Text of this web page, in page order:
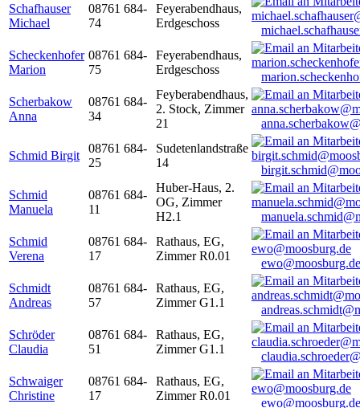
Schafhauser
Michael
08761 684-
74
Feyerabendhaus,
Erdgeschoss
Scheckenhofer
Marion
08761 684-
75
Feyerabendhaus,
Erdgeschoss
Scherbakow
Anna
08761 684-
34
Feyberabendhaus,
2. Stock, Zimmer
21
Schmid Birgit
08761 684-
25
Sudetenlandstraße
14
Schmid
Manuela
08761 684-
11
Huber-Haus, 2.
OG, Zimmer
H2.1
Schmid
Verena
08761 684-
17
Rathaus, EG,
Zimmer R0.01
ewo@moosburg.de
Schmidt
Andreas
08761 684-
57
Rathaus, EG,
Zimmer G1.1
Schröder
Claudia
08761 684-
51
Rathaus, EG,
Zimmer G1.1
Schwaiger
Christine
08761 684-
17
Rathaus, EG,
Zimmer R0.01
ewo@moosburg.de